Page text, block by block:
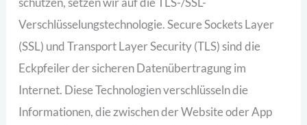
Verschlüsselungstechnologie. Secure Sockets Layer
(SSL) und Transport Layer Security (TLS) sind die
Eckpfeiler der sicheren Datenübertragung im
Internet. Diese Technologien verschlüsseln die
Informationen, die zwischen der Website oder App